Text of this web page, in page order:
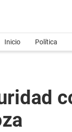
Inicio Política